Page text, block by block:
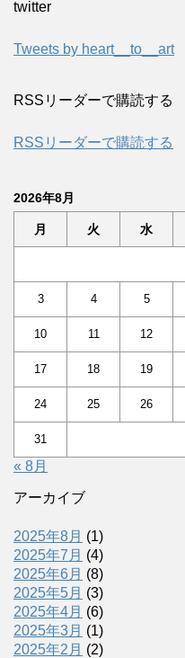
twitter
Tweets by heart__to__art
RSSリーダーで購読する
RSSリーダーで購読する
2026年8月
月 火 水
3 4 5
10 11 12
17 18 19
24 25 26
31
« 8月
アーカイブ
2025年8月 (1)
2025年7月 (4)
2025年6月 (8)
2025年5月 (3)
2025年4月 (6)
2025年3月 (1)
2025年2月 (2)